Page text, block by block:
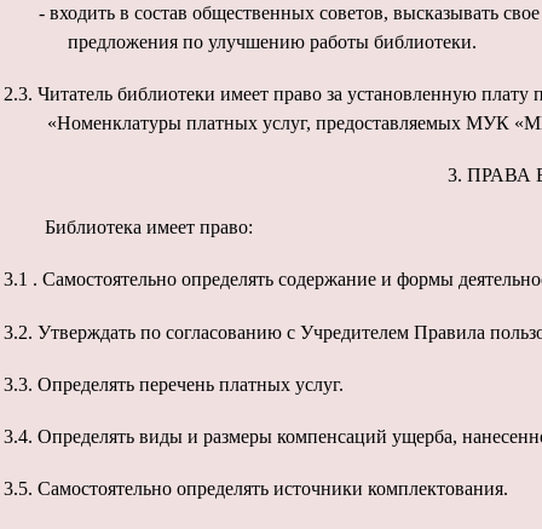
- входить в состав общественных советов, высказывать
предложения по улучшению работы библиотеки.
2.3. Читатель библиотеки имеет право за установленную
«Номенклатуры платных услуг, предоставляемых МУК
3. ПРАВА
Библиотека имеет право:
3.1 . Самостоятельно определять содержание и формы
3.2. Утверждать по согласованию с Учредителем Правила
3.3. Определять перечень платных услуг.
3.4. Определять виды и размеры компенсаций ущерба,
3.5. Самостоятельно определять источники комплектования.